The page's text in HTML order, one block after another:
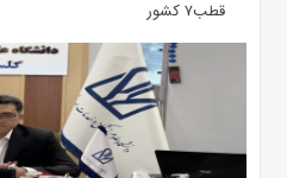
قطب۷ کشور